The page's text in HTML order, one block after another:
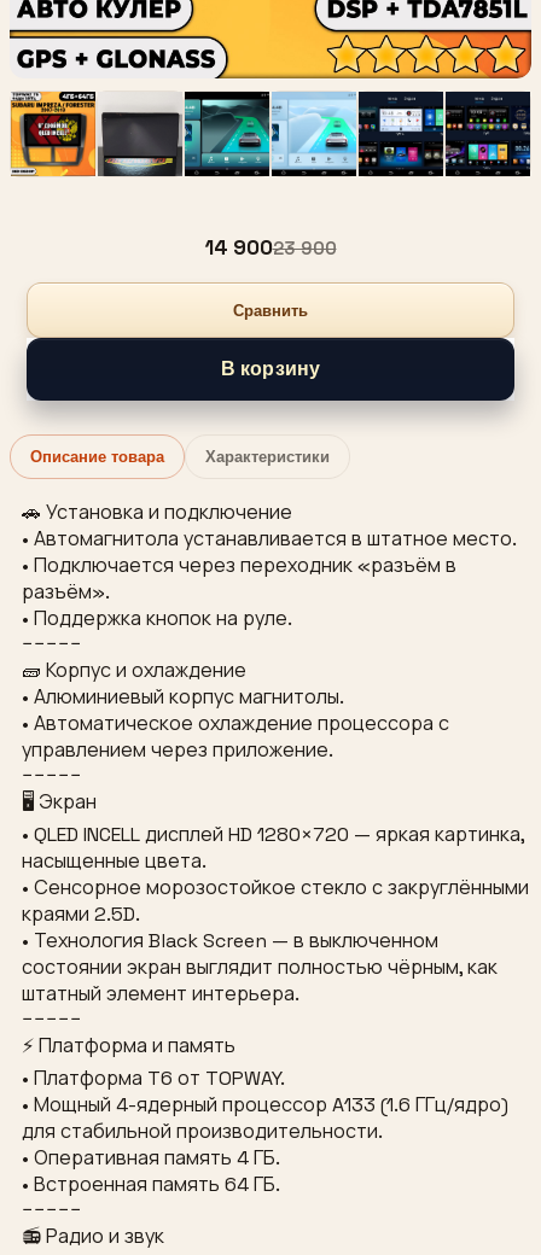
14 90023 900
Сравнить
В корзину
Описание товара Характеристики
🚗 Установка и подключение
• Автомагнитола устанавливается в штатное место.
• Подключается через переходник «разъём в
разъём».
• Поддержка кнопок на руле.
−−−−−
🧱 Корпус и охлаждение
• Алюминиевый корпус магнитолы.
• Автоматическое охлаждение процессора с
управлением через приложение.
−−−−−
🖥 Экран
• QLED INCELL дисплей HD 1280×720 — яркая картинка,
насыщенные цвета.
• Сенсорное морозостойкое стекло с закруглёнными
краями 2.5D.
• Технология Black Screen — в выключенном
состоянии экран выглядит полностью чёрным, как
штатный элемент интерьера.
−−−−−
⚡ Платформа и память
• Платформа T6 от TOPWAY.
• Мощный 4-ядерный процессор A133 (1.6 ГГц/ядро)
для стабильной производительности.
• Оперативная память 4 ГБ.
• Встроенная память 64 ГБ.
−−−−−
📻 Радио и звук